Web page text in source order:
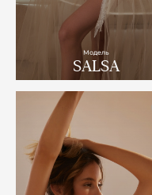
Модель
SALSA